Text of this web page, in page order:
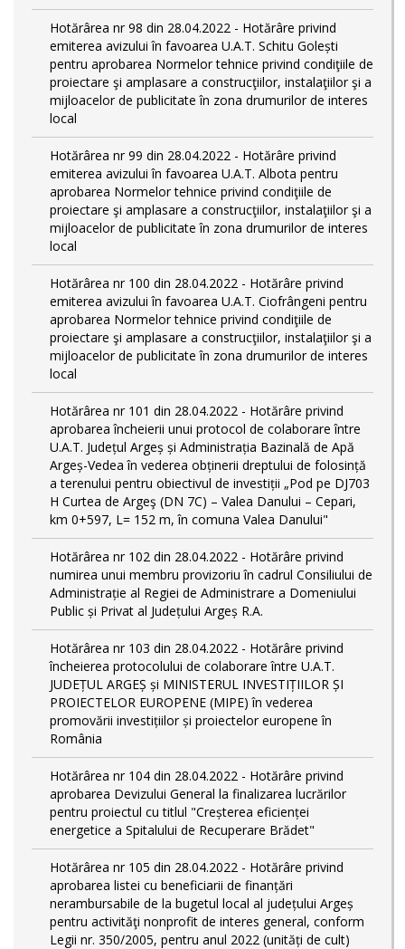
Hotărârea nr 98 din 28.04.2022 - Hotărâre privind
emiterea avizului în favoarea U.A.T. Schitu Golești
pentru aprobarea Normelor tehnice privind condiţiile de
proiectare şi amplasare a construcţiilor, instalaţiilor şi a
mijloacelor de publicitate în zona drumurilor de interes
local
Hotărârea nr 99 din 28.04.2022 - Hotărâre privind
emiterea avizului în favoarea U.A.T. Albota pentru
aprobarea Normelor tehnice privind condiţiile de
proiectare şi amplasare a construcţiilor, instalaţiilor şi a
mijloacelor de publicitate în zona drumurilor de interes
local
Hotărârea nr 100 din 28.04.2022 - Hotărâre privind
emiterea avizului în favoarea U.A.T. Ciofrângeni pentru
aprobarea Normelor tehnice privind condiţiile de
proiectare şi amplasare a construcţiilor, instalaţiilor şi a
mijloacelor de publicitate în zona drumurilor de interes
local
Hotărârea nr 101 din 28.04.2022 - Hotărâre privind
aprobarea încheierii unui protocol de colaborare între
U.A.T. Județul Argeș și Administrația Bazinală de Apă
Argeș-Vedea în vederea obținerii dreptului de folosință
a terenului pentru obiectivul de investiții „Pod pe DJ703
H Curtea de Argeş (DN 7C) – Valea Danului – Cepari,
km 0+597, L= 152 m, în comuna Valea Danului"
Hotărârea nr 102 din 28.04.2022 - Hotărâre privind
numirea unui membru provizoriu în cadrul Consiliului de
Administrație al Regiei de Administrare a Domeniului
Public și Privat al Județului Argeș R.A.
Hotărârea nr 103 din 28.04.2022 - Hotărâre privind
încheierea protocolului de colaborare între U.A.T.
JUDEȚUL ARGEȘ și MINISTERUL INVESTIȚIILOR ȘI
PROIECTELOR EUROPENE (MIPE) în vederea
promovării investițiilor și proiectelor europene în
România
Hotărârea nr 104 din 28.04.2022 - Hotărâre privind
aprobarea Devizului General la finalizarea lucrărilor
pentru proiectul cu titlul "Creșterea eficienței
energetice a Spitalului de Recuperare Brădet"
Hotărârea nr 105 din 28.04.2022 - Hotărâre privind
aprobarea listei cu beneficiarii de finanțări
nerambursabile de la bugetul local al județului Argeș
pentru activităţi nonprofit de interes general, conform
Legii nr. 350/2005, pentru anul 2022 (unități de cult)